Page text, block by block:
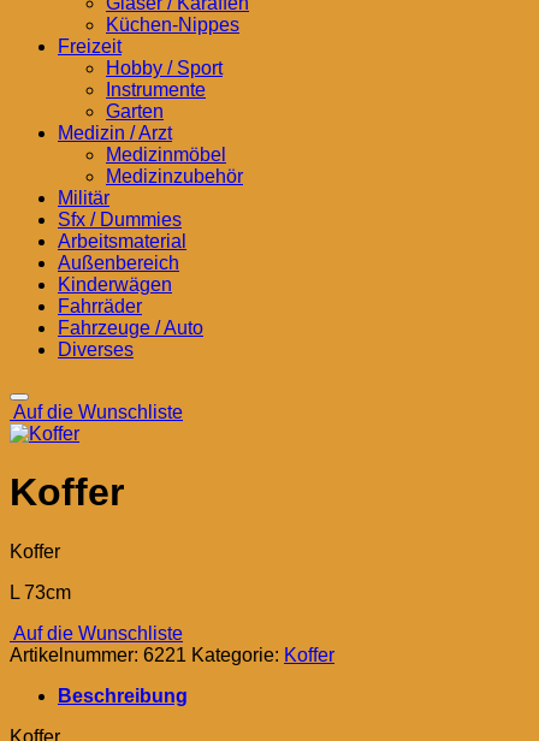
Küchen-Nippes
Freizeit
Hobby / Sport
Instrumente
Garten
Medizin / Arzt
Medizinmöbel
Medizinzubehör
Militär
Sfx / Dummies
Arbeitsmaterial
Außenbereich
Kinderwägen
Fahrräder
Fahrzeuge / Auto
Diverses
Auf die Wunschliste
Koffer
Koffer
L 73cm
Auf die Wunschliste
Artikelnummer: 6221 Kategorie: Koffer
Beschreibung
Koffer